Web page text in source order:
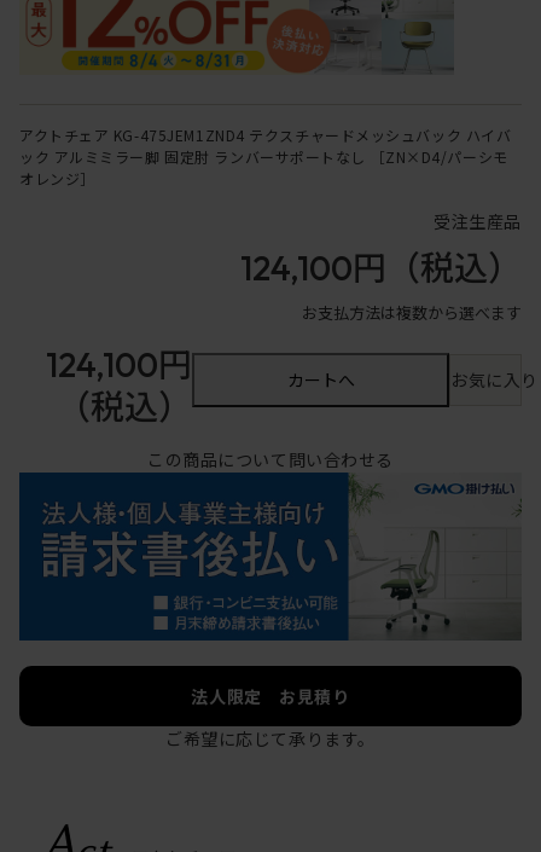
アクトチェア KG-475JEM1ZND4 テクスチャードメッシュバック ハイバ
ック アルミミラー脚 固定肘 ランバーサポートなし ［ZN×D4/パーシモ
オレンジ］
受注生産品
124,100円 （税込）
お支払方法は複数から選べます
124,100円
（税込）
カートへ お気に入
この商品について問い合わせる
法人限定 お見積り
ご希望に応じて承ります。